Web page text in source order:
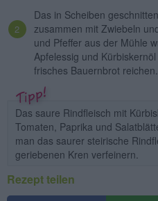
Das in Scheiben
zusammen mit Zwiebeln
und Pfeffer aus der Mühle
Apfelessig und
frisches Bauernbrot reichen.
Das saure Rindfleisch mit
Tomaten, Paprika und
man das saurer steirische
geriebenen Kren verfeinern.
Rezept teilen